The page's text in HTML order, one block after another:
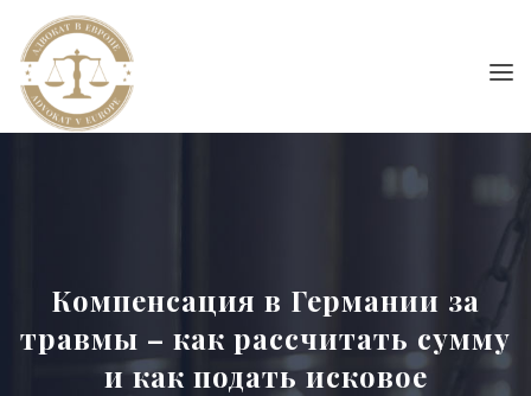
Компенсация в Германии за
травмы – как рассчитать сумму
и как подать исковое